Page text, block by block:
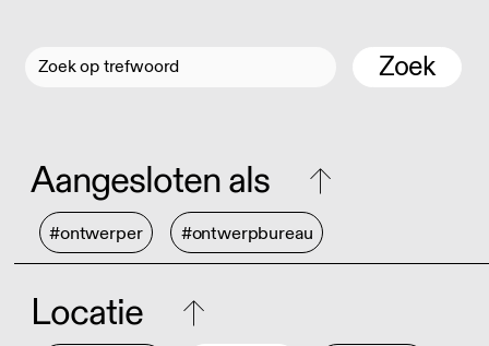
Zoek
Aangesloten als
#ontwerper #ontwerpbureau
Locatie